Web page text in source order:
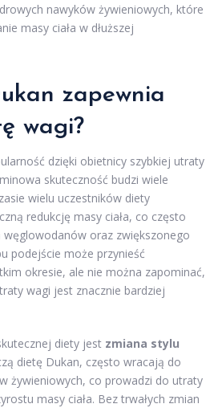
nawyków żywieniowych, które
masy ciała w dłuższej
zapewnia
wagi?
dzięki obietnicy szybkiej utraty
skuteczność budzi wiele
wielu uczestników diety
redukcję masy ciała, co często
oraz zwiększonego
podejście może przynieść
okresie, ale nie można zapominać,
wagi jest znacznie bardziej
diety jest zmiana stylu
dietę Dukan, często wracają do
żywieniowych, co prowadzi do utraty
masy ciała. Bez trwałych zmian